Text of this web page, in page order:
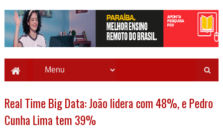
Real Time Big Data: João lidera com 48%, e Pedro
Cunha Lima tem 39%